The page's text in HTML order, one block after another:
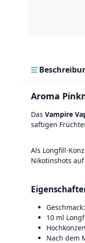
Aroma
Das Vampire
saftigen
Als Longfill-
Nikotinshots
10 ml
Nach dem